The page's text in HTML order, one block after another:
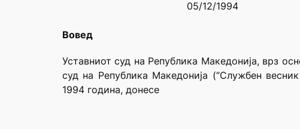
05/12/1994
Вовед
Уставниот суд на Република Македонија, врз
суд на Република Македонија (“Службен
1994 година, донесе